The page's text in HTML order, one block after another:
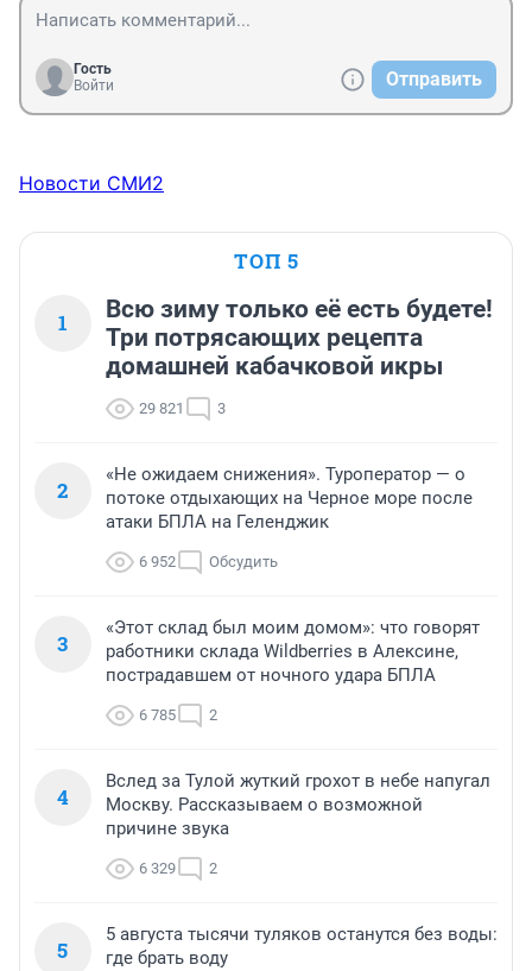
Гость
Войти
Отправить
Новости СМИ2
ТОП 5
1
Всю зиму только её есть будете!
Три потрясающих рецепта
домашней кабачковой икры
29 821 3
2
«Не ожидаем снижения». Туроператор — о
потоке отдыхающих на Черное море после
атаки БПЛА на Геленджик
6 952 Обсудить
3
«Этот склад был моим домом»: что говорят
работники склада Wildberries в Алексине,
пострадавшем от ночного удара БПЛА
6 785 2
4
Вслед за Тулой жуткий грохот в небе напугал
Москву. Рассказываем о возможной
причине звука
6 329 2
5
5 августа тысячи туляков останутся без воды:
где брать воду